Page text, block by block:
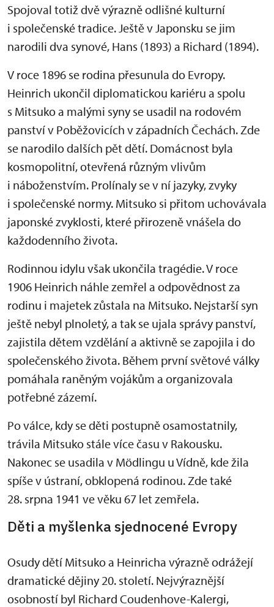
Spojoval totiž dvě výrazně odlišné kulturní
i společenské tradice. Ještě v Japonsku se jim
narodili dva synové, Hans (1893) a Richard (1894).
V roce 1896 se rodina přesunula do Evropy.
Heinrich ukončil diplomatickou kariéru a spolu
s Mitsuko a malými syny se usadil na rodovém
panství v Poběžovicích v západních Čechách. Zde
se narodilo dalších pět dětí. Domácnost byla
kosmopolitní, otevřená různým vlivům
i náboženstvím. Prolínaly se v ní jazyky, zvyky
i společenské normy. Mitsuko si přitom uchovávala
japonské zvyklosti, které přirozeně vnášela do
každodenního života.
Rodinnou idylu však ukončila tragédie. V roce
1906 Heinrich náhle zemřel a odpovědnost za
rodinu i majetek zůstala na Mitsuko. Nejstarší syn
ještě nebyl plnoletý, a tak se ujala správy panství,
zajistila dětem vzdělání a aktivně se zapojila i do
společenského života. Během první světové války
pomáhala raněným vojákům a organizovala
potřebné zázemí.
Po válce, kdy se děti postupně osamostatnily,
trávila Mitsuko stále více času v Rakousku.
Nakonec se usadila v Mödlingu u Vídně, kde žila
spíše v ústraní, obklopená rodinou. Zde také
28. srpna 1941 ve věku 67 let zemřela.
Děti a myšlenka sjednocené Evropy
Osudy dětí Mitsuko a Heinricha výrazně odrážejí
dramatické dějiny 20. století. Nejvýraznější
osobností byl Richard Coudenhove-Kalergi,